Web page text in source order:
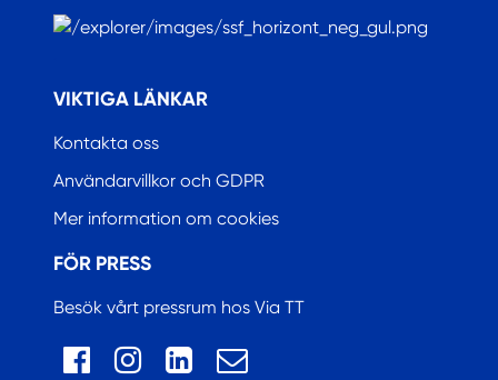
VIKTIGA LÄNKAR
Kontakta oss
Användarvillkor och GDPR
Mer information om cookies
FÖR PRESS
Besök vårt pressrum hos Via TT